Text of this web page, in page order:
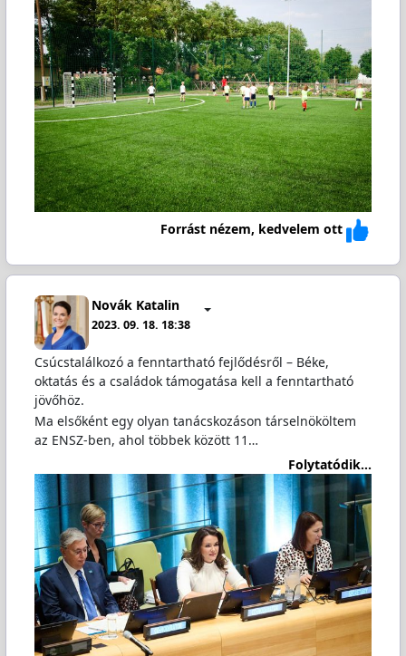
Forrást nézem, kedvelem ott
Novák Katalin
2023. 09. 18. 18:38
Csúcstalálkozó a fenntartható fejlődésről – Béke,
oktatás és a családok támogatása kell a fenntartható
jövőhöz.
Ma elsőként egy olyan tanácskozáson társelnököltem
az ENSZ-ben, ahol többek között 11…
Folytatódik...